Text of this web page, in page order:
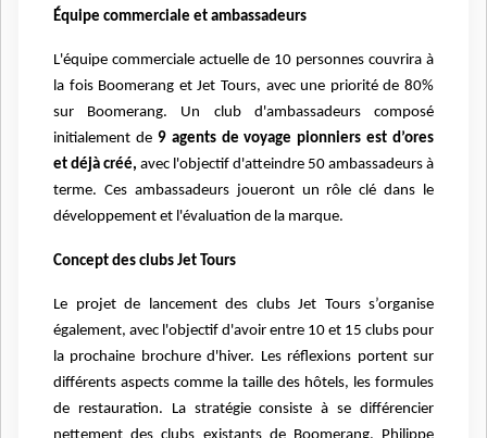
Équipe commerciale et ambassadeurs
L'équipe commerciale actuelle de 10 personnes couvrira à
la fois Boomerang et Jet Tours, avec une priorité de 80%
sur Boomerang. Un club d'ambassadeurs composé
initialement de 9 agents de voyage pionniers est d’ores
et déjà créé, avec l'objectif d'atteindre 50 ambassadeurs à
terme. Ces ambassadeurs joueront un rôle clé dans le
développement et l'évaluation de la marque.
Concept des clubs Jet Tours
Le projet de lancement des clubs Jet Tours s’organise
également, avec l'objectif d'avoir entre 10 et 15 clubs pour
la prochaine brochure d'hiver. Les réflexions portent sur
différents aspects comme la taille des hôtels, les formules
de restauration. La stratégie consiste à se différencier